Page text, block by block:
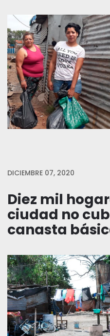
DICIEMBRE 07, 2020
Diez mil
ciudad no
canasta